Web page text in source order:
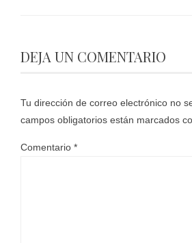
DEJA UN COMENTARIO
Tu dirección de correo electrónico no
campos obligatorios están marcados
Comentario *